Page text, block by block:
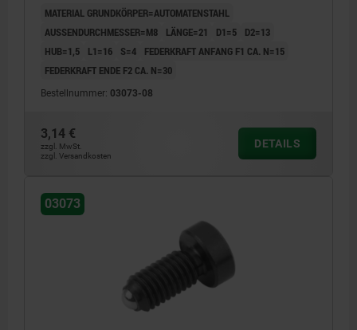
MATERIAL GRUNDKÖRPER=AUTOMATENSTAHL
AUSSENDURCHMESSER=M8
LÄNGE=21 D1=5
D2=13
HUB=1,5
L1=16 S=4
FEDERKRAFT ANFANG F1 CA. N=15
FEDERKRAFT ENDE F2 CA. N=30
Bestellnummer: 03073-08
3,14 €
zzgl. MwSt.
zzgl. Versandkosten
DETAILS
03073